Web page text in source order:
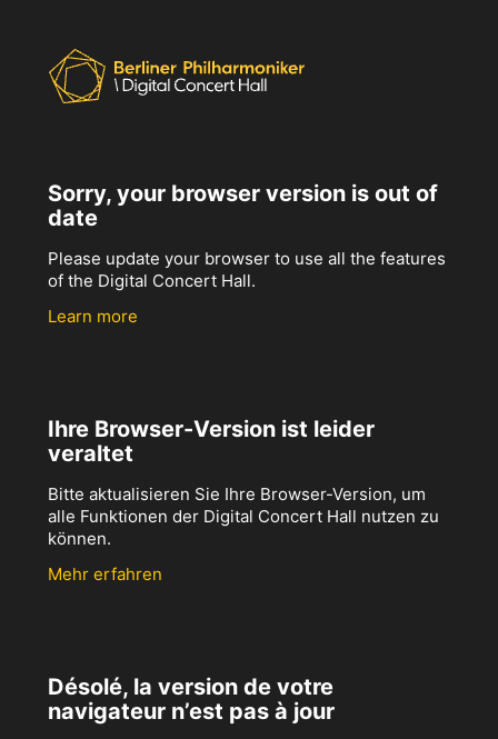
Sorry, your browser version is out of
date
Please update your browser to use all the features
of the Digital Concert Hall.
Learn more
Ihre Browser-Version ist leider
veraltet
Bitte aktualisieren Sie Ihre Browser-Version, um
alle Funktionen der Digital Concert Hall nutzen zu
können.
Mehr erfahren
Désolé, la version de votre
navigateur n’est pas à jour